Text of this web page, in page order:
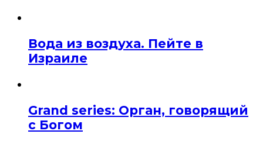
Вода из воздуха. Пейте в
Израиле
Grand series: Орган, говорящий
с Богом